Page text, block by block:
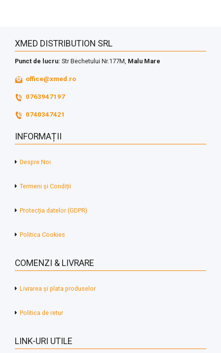
XMED DISTRIBUTION SRL
Punct de lucru: Str Bechetului Nr.177M, Malu Mare
office@xmed.ro
0763947197
0740347421
INFORMAȚII
Despre Noi
Termeni și Condiții
Protecția datelor (GDPR)
Politica Cookies
COMENZI & LIVRARE
Livrarea și plata produselor
Politica de retur
LINK-URI UTILE